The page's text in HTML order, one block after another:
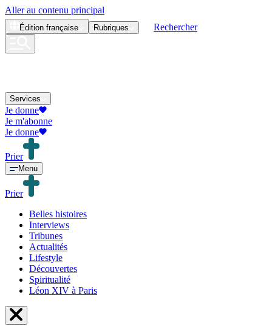
Aller au contenu principal
Édition française Rubriques Rechercher
Services
Je donne
Je m'abonne
Je donne
Prier
Menu
Prier
Belles histoires
Interviews
Tribunes
Actualités
Lifestyle
Découvertes
Spiritualité
Léon XIV à Paris